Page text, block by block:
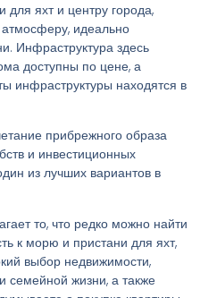
для яхт и центру города,
идеально
Инфраструктура здесь
доступны по цене, а
инфраструктуры находятся в
прибрежного образа
и инвестиционных
из лучших вариантов в
то, что редко можно найти
к морю и пристани для яхт,
выбор недвижимости,
семейной жизни, а также